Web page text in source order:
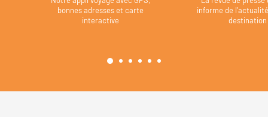
bonnes adresses et carte
interactive
informe de
destination